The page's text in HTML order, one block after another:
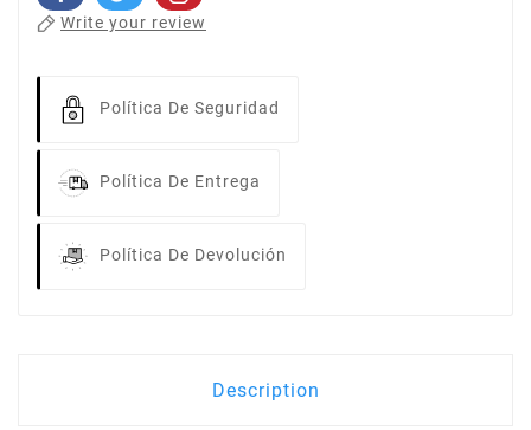
Write your review
Política De Seguridad
Política De Entrega
Política De Devolución
Description